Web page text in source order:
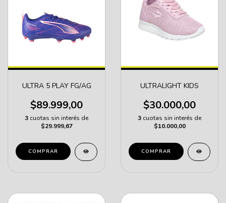
ULTRA 5 PLAY FG/AG
$89.999,00
3 cuotas sin interés de
$29.999,67
COMPRAR
ULTRALIGHT KIDS
$30.000,00
3 cuotas sin interés de
$10.000,00
COMPRAR